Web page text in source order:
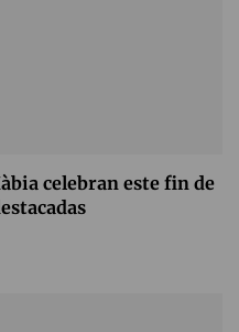
celebran este fin de